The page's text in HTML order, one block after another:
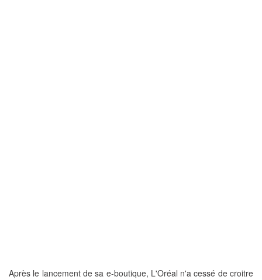
Après le lancement de sa e-boutique, L'Oréal n'a cessé de croitre